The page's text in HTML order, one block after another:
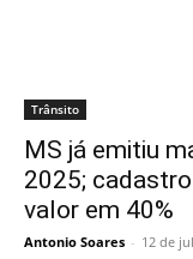
Trânsito
MS já emitiu
2025;
valor em 40%
Antonio Soares - 12 de